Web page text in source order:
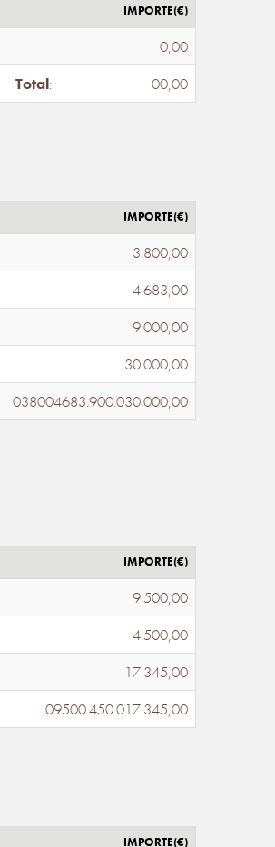
IMPORTE(€)
0,00
Total: 00,00
IMPORTE(€)
3.800,00
4.683,00
9.000,00
30.000,00
038004683.900.030.000,00
IMPORTE(€)
9.500,00
4.500,00
17.345,00
09500.450.017.345,00
IMPORTE(€)